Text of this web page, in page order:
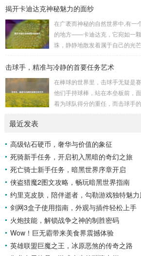
是一些别有用心的势力为了实现
科学研究的外衣，实则干着违背
历史上看,生物武器的使用曾经给
战争时期，某些国家就曾利用细
揭开卡迪达克神秘魅力的面纱
在广袤而神秘的自然世界中,有一
的地方——卡迪达克，它宛如一
珠，静静地散发着属于自己的光
复杂多样的地形地貌，高耸入云
照耀下闪耀着刺眼的银光，仿佛
冠，而山脚下，则是一片郁郁葱
多，高大的乔木遮天蔽日，阳光
击球手，精准与冷静的首要任务艺术
在棒球的世界里，击球手无疑是
他们手持球棒，站在本垒板前，
着为球队得分的重任，而击球手
滑球，击球手需要在极短的时间
和落点，然后调整自己的击球动
色的视力和反应能力,更需要大量
最近发表
高级钻石硬币，奢华与价值的象征
死骑新手任务，开启初入黑暗的奇幻之旅
死亡骑士新手任务，暗黑世界序章开启
侠盗猎魔2图文攻略，畅玩暗黑世界指南
约里克皮肤，陪伴逝者，勾勒游戏独特魅
剑网3盒子使用指南，外观与插件轻松上手
火炮技能，解锁战争之神的制胜密码
Wow！巨无霸带来美食界震撼体验
英雄联盟巨魔之王，冰原恶煞的传奇之路